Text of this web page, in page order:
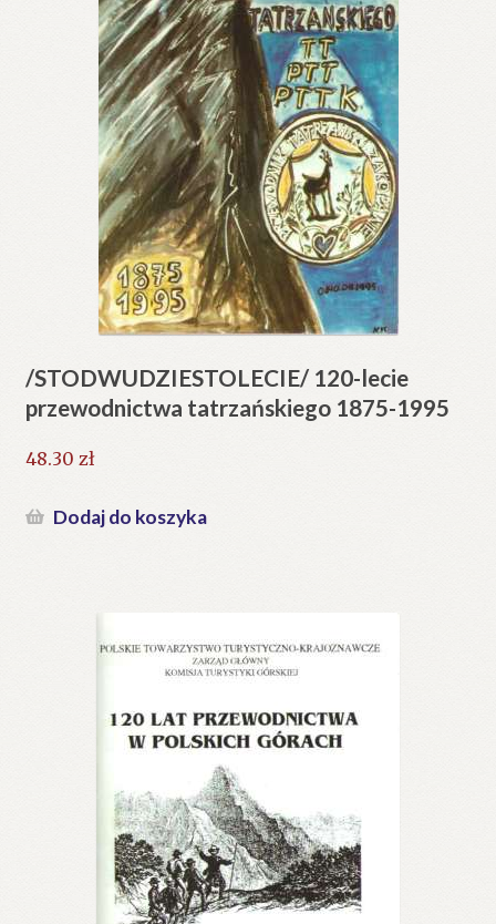
/STODWUDZIESTOLECIE/ 120-lecie
przewodnictwa tatrzańskiego 1875-1995
48.30 zł
Dodaj do koszyka